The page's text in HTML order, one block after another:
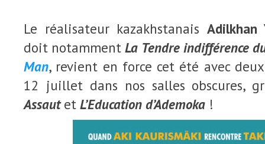
Le réalisateur kazakhstanais Adilkhan
doit notammentLa Tendre indifférence
Man, revient en force cet été avec
12 juillet dans nos salles obscures,
Assautet L’Education d’Ademoka !